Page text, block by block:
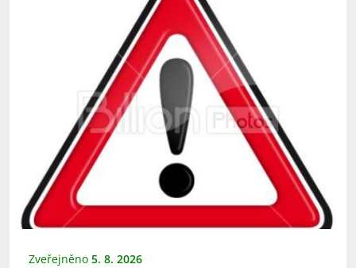
Zveřejněno 5. 8. 2026